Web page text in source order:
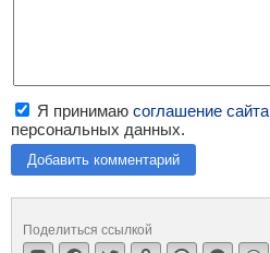
Я принимаю соглашение сайта
персональных данных.
Добавить комментарий
Поделиться ссылкой